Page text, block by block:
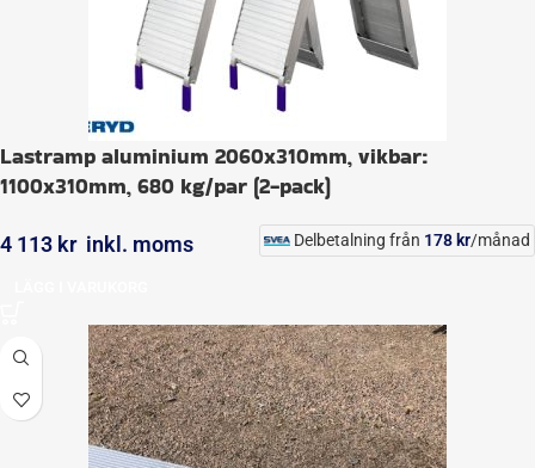
Lastramp aluminium 2060x310mm, vikbar:
1100x310mm, 680 kg/par (2-pack)
4 113 kr inkl. moms Delbetalning från 178 kr/månad